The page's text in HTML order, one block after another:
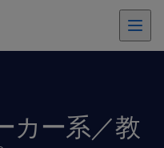
カー系／教